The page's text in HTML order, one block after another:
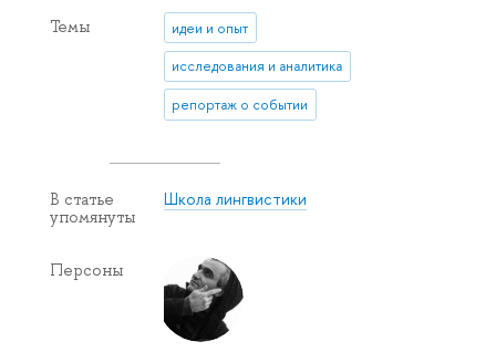
Темы идеи и опыт
исследования и аналитика
репортаж о событии
В статье
упомянуты
Школа лингвистики
Персоны